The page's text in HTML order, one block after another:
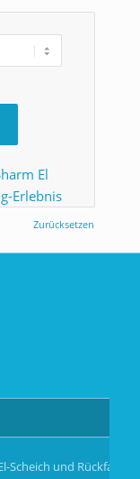
Zurücksetzen
El
Erlebnis
und Rückfahrt.